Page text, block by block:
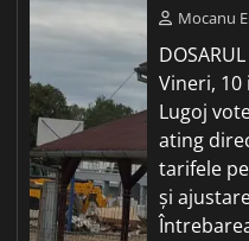
Mocanu
Vineri, 10
Lugoj
ating
tarifele
și